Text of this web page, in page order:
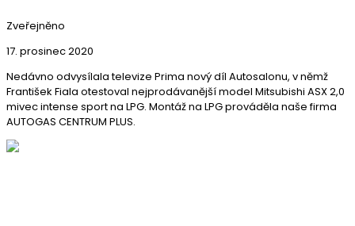
Zveřejněno
17. prosinec 2020
Nedávno odvysílala televize Prima nový díl Autosalonu, v němž
František Fiala otestoval nejprodávanější model Mitsubishi ASX 2,0
mivec intense sport na LPG. Montáž na LPG prováděla naše firma
AUTOGAS CENTRUM PLUS.